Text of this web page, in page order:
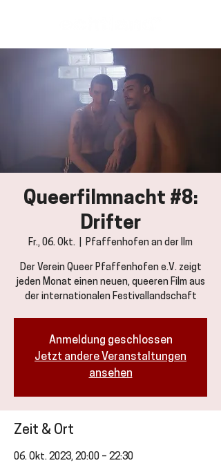
Queerfilmnacht #8:
Drifter
Fr., 06. Okt. Pfaffenhofen an der Ilm
Der Verein Queer Pfaffenhofen e.V. zeigt
jeden Monat einen neuen, queeren Film aus
der internationalen Festivallandschaft
Anmeldung geschlossen
Jetzt andere Veranstaltungen
ansehen
Zeit & Ort
06. Okt. 2023, 20:00 – 22:30